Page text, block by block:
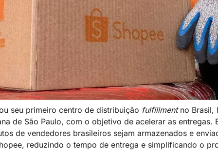
seu primeiro centro de distribuição fulfillment no Brasil,
de São Paulo, com o objetivo de acelerar as entregas.
de vendedores brasileiros sejam armazenados e
reduzindo o tempo de entrega e simplificando o